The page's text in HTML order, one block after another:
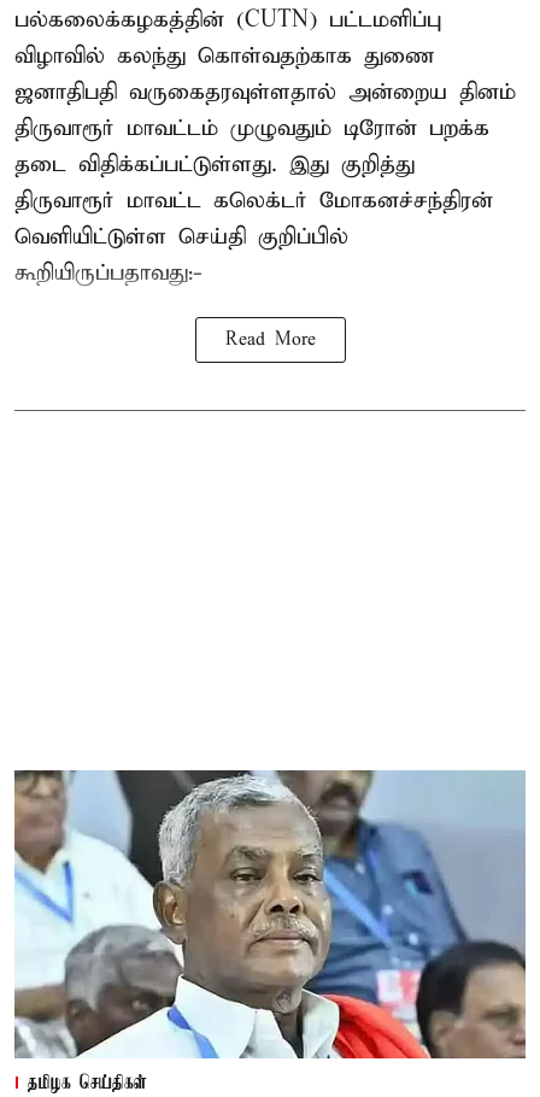
பல்கலைக்கழகத்தின் (CUTN) பட்டமளிப்பு
விழாவில் கலந்து கொள்வதற்காக துணை
ஜனாதிபதி வருகைதரவுள்ளதால் அன்றைய தினம்
திருவாரூர் மாவட்டம் முழுவதும் டிரோன் பறக்க
தடை விதிக்கப்பட்டுள்ளது. இது குறித்து
திருவாரூர் மாவட்ட கலெக்டர் மோகனச்சந்திரன்
வெளியிட்டுள்ள செய்தி குறிப்பில்
கூறியிருப்பதாவது:-
Read More
தமிழக செய்திகள்